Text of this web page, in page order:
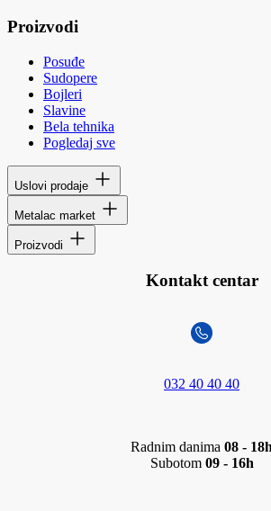
Proizvodi
Posuđe
Sudopere
Bojleri
Slavine
Bela tehnika
Pogledaj sve
Uslovi prodaje
Metalac market
Proizvodi
Kontakt centar
032 40 40 40
Radnim danima 08 - 18h
Subotom 09 - 16h